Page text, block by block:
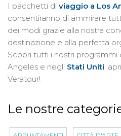
I pacchetti di viaggio a Los
consentiranno di ammirare
dei modi grazie alla nostra
destinazione e alla perfetta
Scopri tutti i nostri programmi
Angeles e negli Stati Uniti:
Veratour!
Le nostre